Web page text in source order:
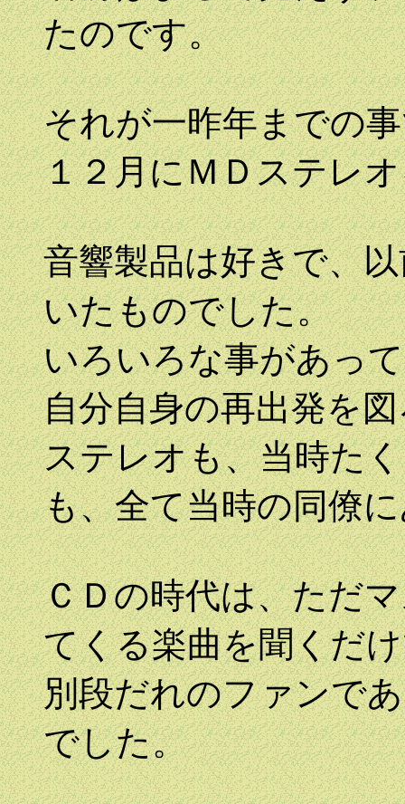
たのです。
それが一昨年までの
１２月にＭＤステレ
音響製品は好きで、
いたものでした。
いろいろな事があっ
自分自身の再出発を
ステレオも、当時た
も、全て当時の同僚
ＣＤの時代は、ただ
てくる楽曲を聞くだ
別段だれのファンで
でした。